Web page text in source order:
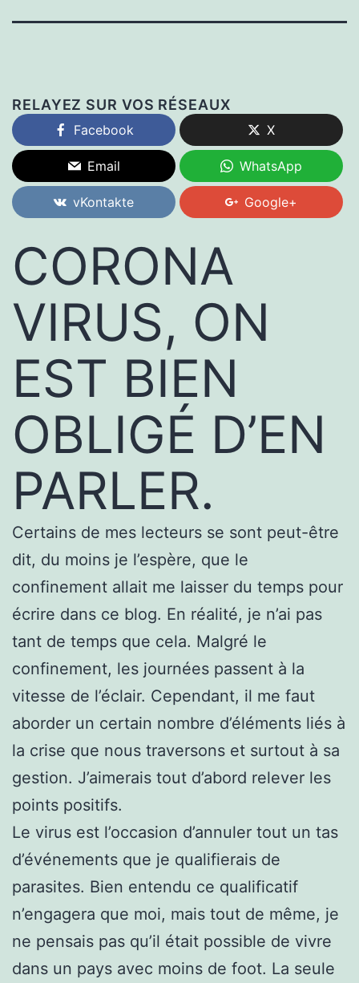
RELAYEZ SUR VOS RÉSEAUX
Facebook X
Email WhatsApp
vKontakte Google+
CORONA
VIRUS, ON
EST BIEN
OBLIGÉ D’EN
PARLER.
Certains de mes lecteurs se sont peut-être
dit, du moins je l’espère, que le
confinement allait me laisser du temps pour
écrire dans ce blog. En réalité, je n’ai pas
tant de temps que cela. Malgré le
confinement, les journées passent à la
vitesse de l’éclair. Cependant, il me faut
aborder un certain nombre d’éléments liés à
la crise que nous traversons et surtout à sa
gestion. J’aimerais tout d’abord relever les
points positifs.
Le virus est l’occasion d’annuler tout un tas
d’événements que je qualifierais de
parasites. Bien entendu ce qualificatif
n’engagera que moi, mais tout de même, je
ne pensais pas qu’il était possible de vivre
dans un pays avec moins de foot. La seule